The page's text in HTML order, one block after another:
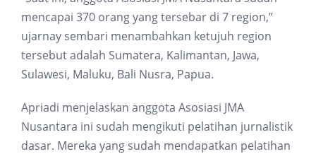
mencapai 370 orang yang tersebar di 7 region,”
ujarnay sembari menambahkan ketujuh region
tersebut adalah Sumatera, Kalimantan, Jawa,
Sulawesi, Maluku, Bali Nusra, Papua.
Apriadi menjelaskan anggota Asosiasi JMA
Nusantara ini sudah mengikuti pelatihan jurnalistik
dasar. Mereka yang sudah mendapatkan pelatihan